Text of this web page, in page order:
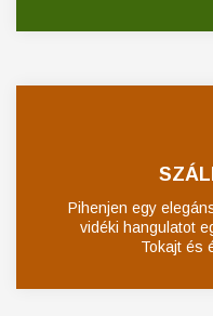
Pihenjen egy
vidéki hangulatot
Tokajt és